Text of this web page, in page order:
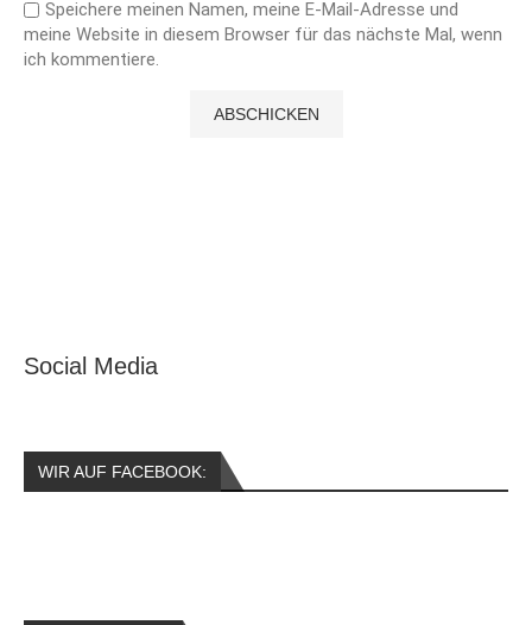
Speichere meinen Namen, meine E-Mail-Adresse und
meine Website in diesem Browser für das nächste Mal, wenn
ich kommentiere.
Social Media
WIR AUF FACEBOOK: